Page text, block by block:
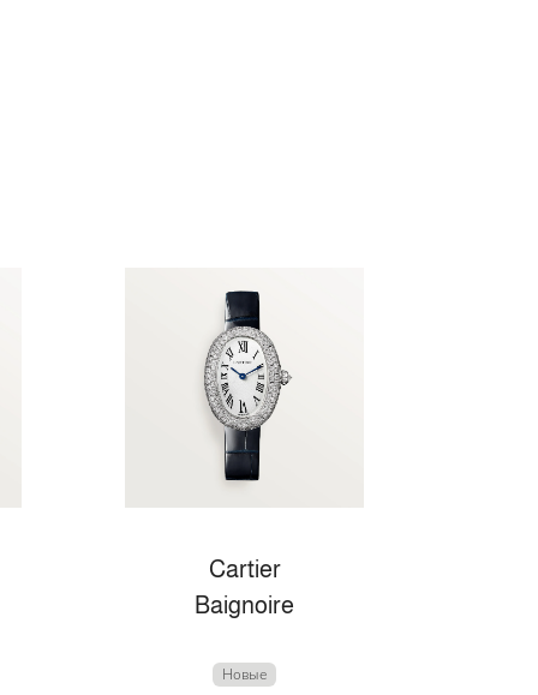
Cartier
Baignoire
Новые